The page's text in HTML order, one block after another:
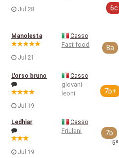
Jul 28
6c
Manolesta
Jul 21
Casso
Fast food 8a
L'orso bruno
Jul 19
Casso
giovani
leoni
7b+
Ledhiar
Jul 19
Casso
Friulani 7b
6º